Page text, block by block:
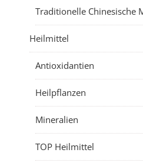
Traditionelle Chinesische
Heilmittel
Antioxidantien
Heilpflanzen
Mineralien
TOP Heilmittel